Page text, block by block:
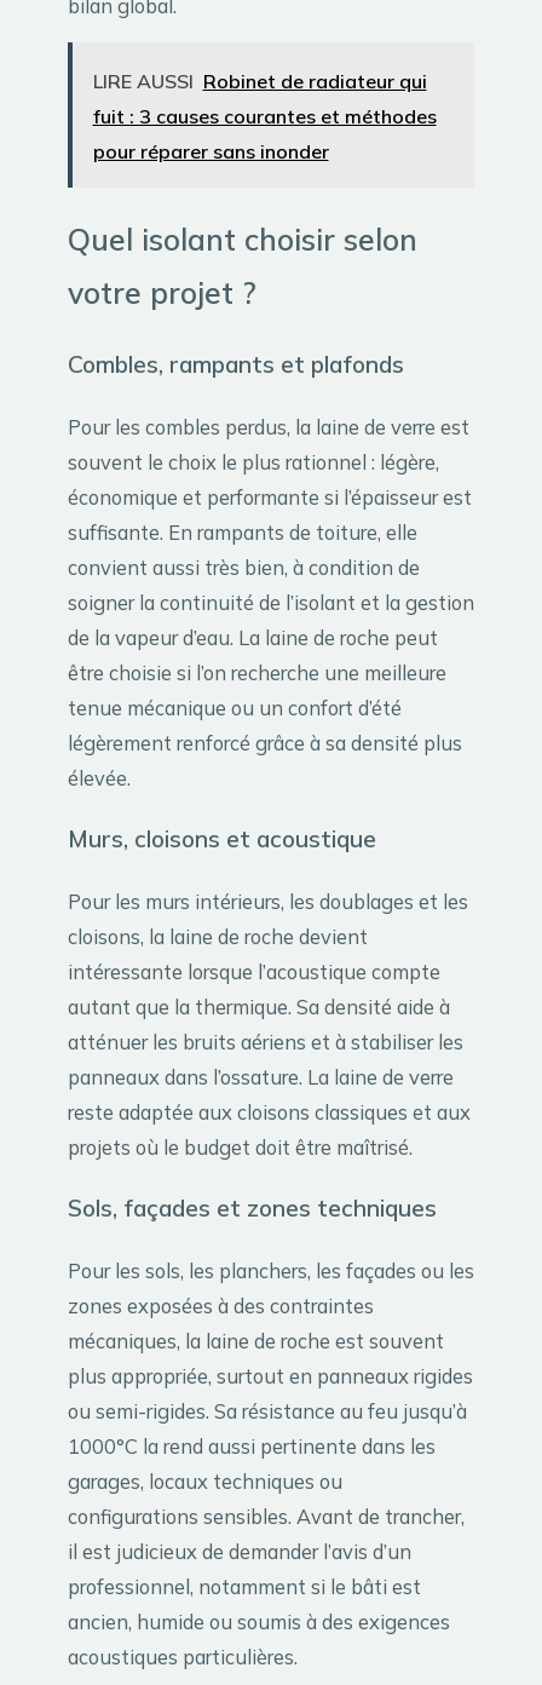
bilan global.
LIRE AUSSI Robinet de radiateur qui
fuit : 3 causes courantes et méthodes
pour réparer sans inonder
Quel isolant choisir selon
votre projet ?
Combles, rampants et plafonds
Pour les combles perdus, la laine de verre est
souvent le choix le plus rationnel : légère,
économique et performante si l’épaisseur est
suffisante. En rampants de toiture, elle
convient aussi très bien, à condition de
soigner la continuité de l’isolant et la gestion
de la vapeur d’eau. La laine de roche peut
être choisie si l’on recherche une meilleure
tenue mécanique ou un confort d’été
légèrement renforcé grâce à sa densité plus
élevée.
Murs, cloisons et acoustique
Pour les murs intérieurs, les doublages et les
cloisons, la laine de roche devient
intéressante lorsque l’acoustique compte
autant que la thermique. Sa densité aide à
atténuer les bruits aériens et à stabiliser les
panneaux dans l’ossature. La laine de verre
reste adaptée aux cloisons classiques et aux
projets où le budget doit être maîtrisé.
Sols, façades et zones techniques
Pour les sols, les planchers, les façades ou les
zones exposées à des contraintes
mécaniques, la laine de roche est souvent
plus appropriée, surtout en panneaux rigides
ou semi-rigides. Sa résistance au feu jusqu’à
1000°C la rend aussi pertinente dans les
garages, locaux techniques ou
configurations sensibles. Avant de trancher,
il est judicieux de demander l’avis d’un
professionnel, notamment si le bâti est
ancien, humide ou soumis à des exigences
acoustiques particulières.